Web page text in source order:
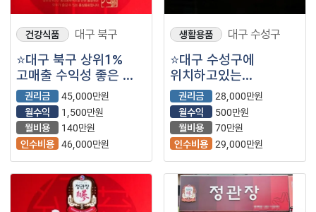
건강식품 대구 북구
⭐대구 북구 상위1%
고매출 수익성 좋은 ＂
정관장＂ 입니다⭐
권리금
45,000만원
월수익
1,500만원
월비용
140만원
인수비용 46,000만원
생활용품 대구 수성구
⭐대구 수성구에
위치하고있는
건강식품계의 압도적인
1등 정관장＂입니다⭐
권리금
28,000만원
월수익
500만원
월비용
70만원
인수비용 29,000만원